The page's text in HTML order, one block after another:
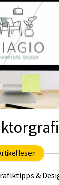
lesen
&